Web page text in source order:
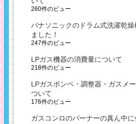
260件のビュー
パナソニックのドラム式洗濯乾
ました！
247件のビュー
LPガス機器の消費量について
218件のビュー
LPガスボンベ・調整器・ガスメ
ついて
176件のビュー
ガスコンロのバーナーの真ん中